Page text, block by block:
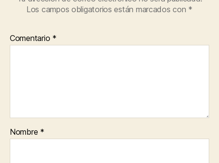
Los campos obligatorios están marcados con *
Comentario *
Nombre *